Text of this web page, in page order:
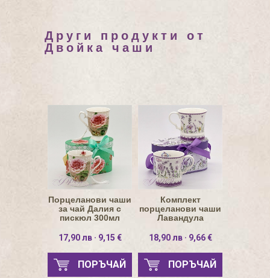
Други продукти от
Двойкa чаши
Порцеланови чаши
за чай Далия с
пискюл 300мл
17,90 лв · 9,15 €
ПОРЪЧАЙ
Комплект
порцеланови чаши
Лавандула
18,90 лв · 9,66 €
ПОРЪЧАЙ